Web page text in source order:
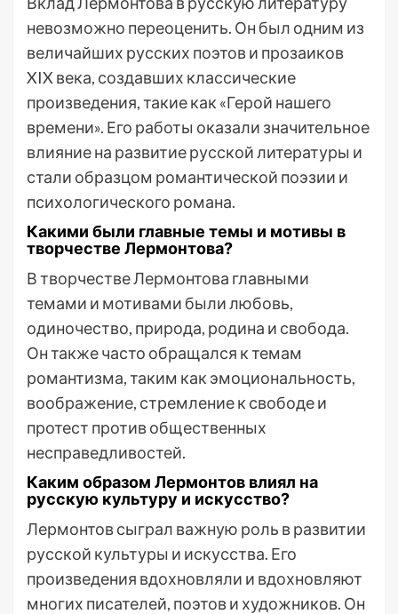
невозможно переоценить. Он был одним из
величайших русских поэтов и прозаиков
XIX века, создавших классические
произведения, такие как «Герой нашего
времени». Его работы оказали значительное
влияние на развитие русской литературы и
стали образцом романтической поэзии и
психологического романа.
Какими были главные темы и мотивы в
творчестве Лермонтова?
В творчестве Лермонтова главными
темами и мотивами были любовь,
одиночество, природа, родина и свобода.
Он также часто обращался к темам
романтизма, таким как эмоциональность,
воображение, стремление к свободе и
протест против общественных
несправедливостей.
Каким образом Лермонтов влиял на
русскую культуру и искусство?
Лермонтов сыграл важную роль в развитии
русской культуры и искусства. Его
произведения вдохновляли и вдохновляют
многих писателей, поэтов и художников. Он